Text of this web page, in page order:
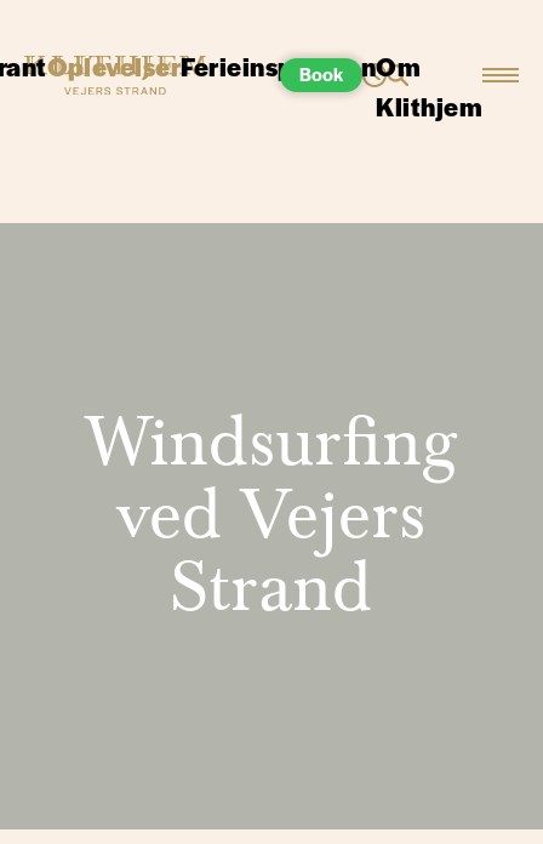
Book
OplevelserFerieinspirationOm
Klithjem
Windsurfing
ved Vejers
Strand